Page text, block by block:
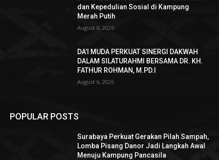
dan Kepedulian Sosial di Kampung
Merah Putih
August 6, 2026
DA’I MUDA PERKUAT SINERGI DAKWAH
DALAM SILATURAHMI BERSAMA DR. KH.
FATHUR ROHMAN, M.PD.I
August 6, 2026
POPULAR POSTS
Surabaya Perkuat Gerakan Pilah Sampah,
Lomba Pisang Danor Jadi Langkah Awal
Menuju Kampung Pancasila